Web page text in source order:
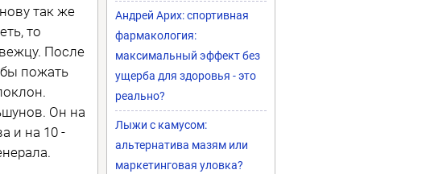
так же
то
После
пожать
Он на
и на 10 -
Андрей Арих: спортивная
фармакология:
максимальный эффект без
ущерба для здоровья - это
реально?
Лыжи с камусом:
альтернатива мазям или
маркетинговая уловка?